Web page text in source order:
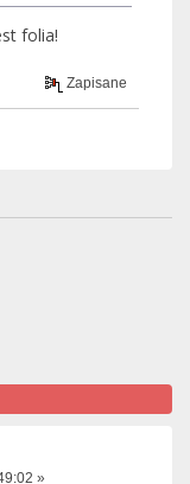
folia!
Zapisane
»